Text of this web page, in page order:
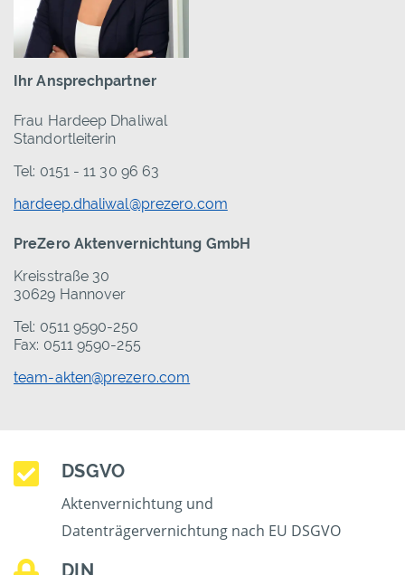
Ihr Ansprechpartner
Frau Hardeep Dhaliwal
Standortleiterin
Tel: 0151 - 11 30 96 63
hardeep.dhaliwal@prezero.com
PreZero Aktenvernichtung GmbH
Kreisstraße 30
30629 Hannover
Tel: 0511 9590-250
Fax: 0511 9590-255
team-akten@prezero.com
DSGVO
Aktenvernichtung und
Datenträgervernichtung nach EU DSGVO